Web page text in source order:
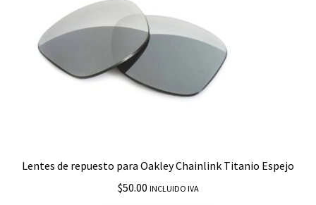
Lentes de repuesto para Oakley Chainlink Titanio Espejo
$50.00 INCLUIDO IVA